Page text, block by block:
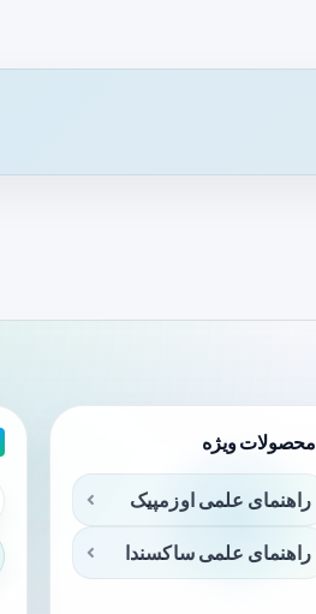
محصولات ویژه
راهنمای علمی اوزمپیک
راهنمای علمی ساکسندا